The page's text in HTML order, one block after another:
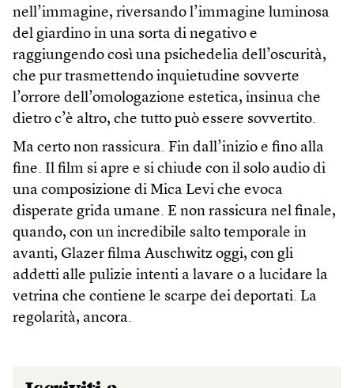
nell’immagine, riversando l’immagine luminosa
del giardino in una sorta di negativo e
raggiungendo così una psichedelia dell’oscurità,
che pur trasmettendo inquietudine sovverte
l’orrore dell’omologazione estetica, insinua che
dietro c’è altro, che tutto può essere sovvertito.
Ma certo non rassicura. Fin dall’inizio e fino alla
fine. Il film si apre e si chiude con il solo audio di
una composizione di Mica Levi che evoca
disperate grida umane. E non rassicura nel finale,
quando, con un incredibile salto temporale in
avanti, Glazer filma Auschwitz oggi, con gli
addetti alle pulizie intenti a lavare o a lucidare la
vetrina che contiene le scarpe dei deportati. La
regolarità, ancora.